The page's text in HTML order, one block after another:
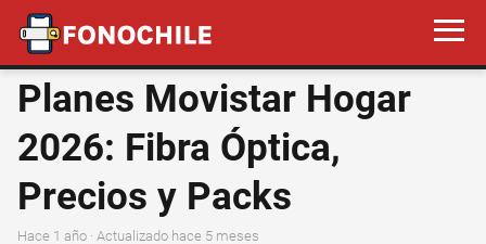
Planes Movistar Hogar
2026: Fibra Óptica,
Precios y Packs
hace 1 año · Actualizado hace 5 meses